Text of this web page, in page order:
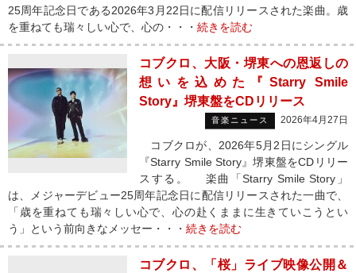
25周年記念日である2026年3月22日に配信リリースされた楽曲。歳
を重ねても瑞々しい心で、心の・・・ 続きを読む
コブクロ、大阪・堺東への恩返しの
想いを込めた『Starry Smile
Story』堺東盤をCDリリース
音楽ニュース 2026年4月27日
コブクロが、2026年5月2日にシングル
『Starry Smile Story』堺東盤をCDリリー
スする。 楽曲「Starry Smile Story」
は、メジャーデビュー25周年記念日に配信リリースされた一曲で、
「歳を重ねても瑞々しい心で、心の赴くままに生きていこうとい
う」という前向きなメッセー・・・ 続きを読む
コブクロ、「桜」ライブ映像公開＆